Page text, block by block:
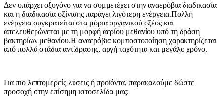
Δεν υπάρχει οξυγόνο για να συμμετέχει στην αναερόβια διαδικασία
και η διαδικασία οξίνισης παράγει λιγότερη ενέργεια.Πολλή
ενέργεια συγκρατείται στα μόρια οργανικού οξέος και
απελευθερώνεται με τη μορφή αερίου μεθανίου υπό τη δράση
βακτηρίων μεθανίου.Η αναερόβια κομποστοποίηση χαρακτηρίζεται
από πολλά στάδια αντίδρασης, αργή ταχύτητα και μεγάλο χρόνο.
Για πιο λεπτομερείς λύσεις ή προϊόντα, παρακαλούμε δώστε
προσοχή στην επίσημη ιστοσελίδα μας: